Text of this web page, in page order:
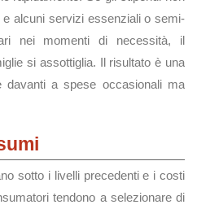
alcuni servizi essenziali o semi-
nei momenti di necessità, il
si assottiglia. Il risultato è una
davanti a spese occasionali ma
sotto i livelli precedenti e i costi
tendono a selezionare di